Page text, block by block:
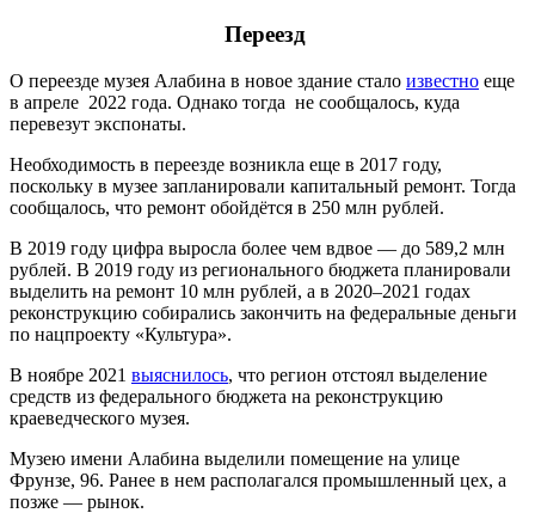
Переезд
О переезде музея Алабина в новое здание стало известно еще
в апреле 2022 года. Однако тогда не сообщалось, куда
перевезут экспонаты.
Необходимость в переезде возникла еще в 2017 году,
поскольку в музее запланировали капитальный ремонт. Тогда
сообщалось, что ремонт обойдётся в 250 млн рублей.
В 2019 году цифра выросла более чем вдвое — до 589,2 млн
рублей. В 2019 году из регионального бюджета планировали
выделить на ремонт 10 млн рублей, а в 2020–2021 годах
реконструкцию собирались закончить на федеральные деньги
по нацпроекту «Культура».
В ноябре 2021 выяснилось, что регион отстоял выделение
средств из федерального бюджета на реконструкцию
краеведческого музея.
Музею имени Алабина выделили помещение на улице
Фрунзе, 96. Ранее в нем располагался промышленный цех, а
позже — рынок.